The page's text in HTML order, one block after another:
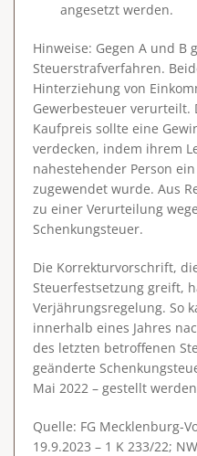
angesetzt werden.
Hinweise: Gegen A und B
Steuerstrafverfahren.
Hinterziehung von
Gewerbesteuer verurteilt.
Kaufpreis sollte eine
verdecken, indem ihrem
nahestehender Person
zugewendet wurde. Aus
zu einer Verurteilung
Schenkungsteuer.
Die Korrekturvorschrift,
Steuerfestsetzung greift,
Verjährungsregelung. So
innerhalb eines Jahres
des letzten betroffenen
geänderte
Mai 2022 – gestellt
Quelle: FG Mecklenburg-
19.9.2023 – 1 K 233/22;